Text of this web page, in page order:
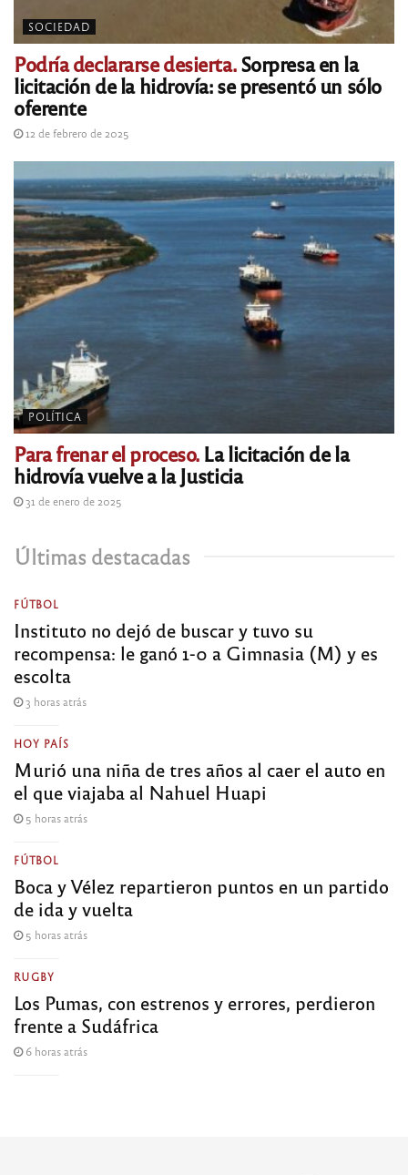
SOCIEDAD
Podría declararse desierta.Sorpresa en la
licitación de la hidrovía: se presentó un sólo
oferente
12 de febrero de 2025
POLÍTICA
Para frenar el proceso.La licitación de la
hidrovía vuelve a la Justicia
31 de enero de 2025
Últimas destacadas
FÚTBOL
Instituto no dejó de buscar y tuvo su
recompensa: le ganó 1-0 a Gimnasia (M) y es
escolta
3 horas atrás
HOY PAÍS
Murió una niña de tres años al caer el auto en
el que viajaba al Nahuel Huapi
5 horas atrás
FÚTBOL
Boca y Vélez repartieron puntos en un partido
de ida y vuelta
5 horas atrás
RUGBY
Los Pumas, con estrenos y errores, perdieron
frente a Sudáfrica
6 horas atrás